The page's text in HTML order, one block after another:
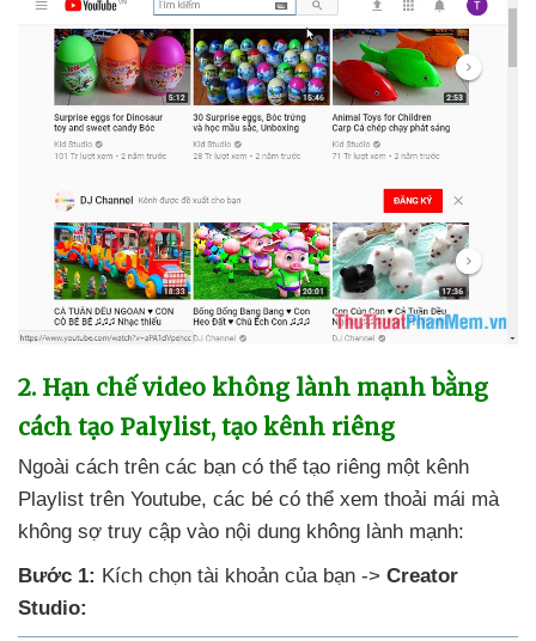
2. Hạn chế video không lành mạnh bằng
cách tạo Palylist, tạo kênh riêng
Ngoài cách trên các bạn có thể tạo riêng một kênh
Playlist trên Youtube, các bé có thể xem thoải mái mà
không sợ truy cập vào nội dung không lành mạnh:
Bước 1: Kích chọn tài khoản của bạn -> Creator
Studio: